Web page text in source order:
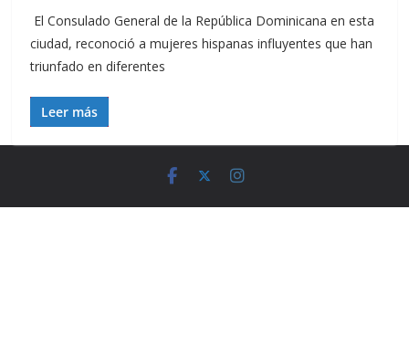
El Consulado General de la República Dominicana en esta
ciudad, reconoció a mujeres hispanas influyentes que han
triunfado en diferentes
Leer más